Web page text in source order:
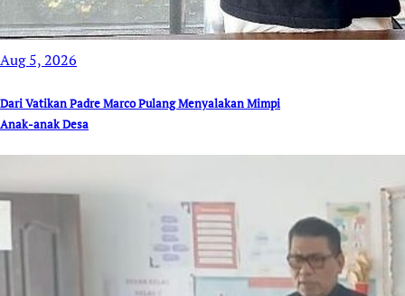
Aug 5, 2026
Dari Vatikan Padre Marco Pulang Menyalakan Mimpi
Anak-anak Desa